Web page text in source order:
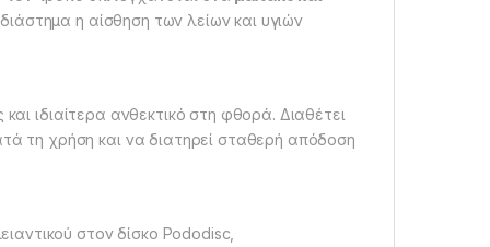
η αίσθηση των λείων και υγιών
ιδιαίτερα ανθεκτικό στη φθορά. Διαθέτει
τη χρήση και να διατηρεί σταθερή απόδοση
στον δίσκο Pododisc,